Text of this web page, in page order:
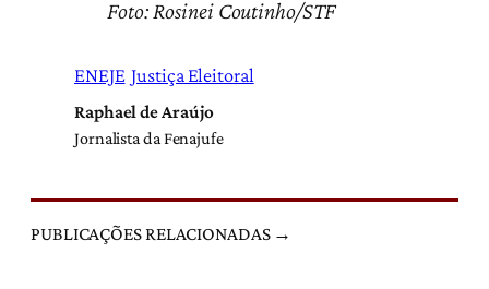
Foto: Rosinei Coutinho/STF
ENEJE Justiça Eleitoral
Raphael de Araújo
Jornalista da Fenajufe
PUBLICAÇÕES RELACIONADAS →